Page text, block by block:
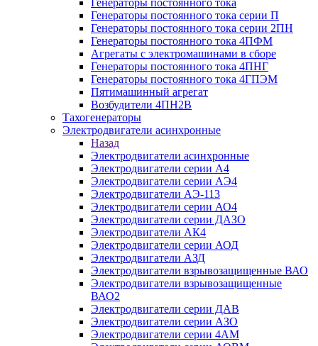
Генераторы постоянного тока
Генераторы постоянного тока серии П
Генераторы постоянного тока серии 2ПН
Генераторы постоянного тока 4ПФМ
Агрегаты с электромашинами в сборе
Генераторы постоянного тока 4ПНГ
Генераторы постоянного тока 4ГПЭМ
Пятимашинный агрегат
Возбудители 4ПН2В
Тахогенераторы
Электродвигатели асинхронные
Назад
Электродвигатели асинхронные
Электродвигатели серии А4
Электродвигатели серии АЭ4
Электродвигатели АЭ-113
Электродвигатели серии АО4
Электродвигатели серии ДАЗО
Электродвигатели АК4
Электродвигатели серии АОД
Электродвигатели АЗД
Электродвигатели взрывозащищенные ВАО
Электродвигатели взрывозащищенные
ВАО2
Электродвигатели серии ДАВ
Электродвигатели серии АЗО
Электродвигатели серии 4АМ